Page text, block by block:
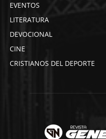
EVENTOS
LITERATURA
DEVOCIONAL
CINE
CRISTIANOS DEL DEPORTE